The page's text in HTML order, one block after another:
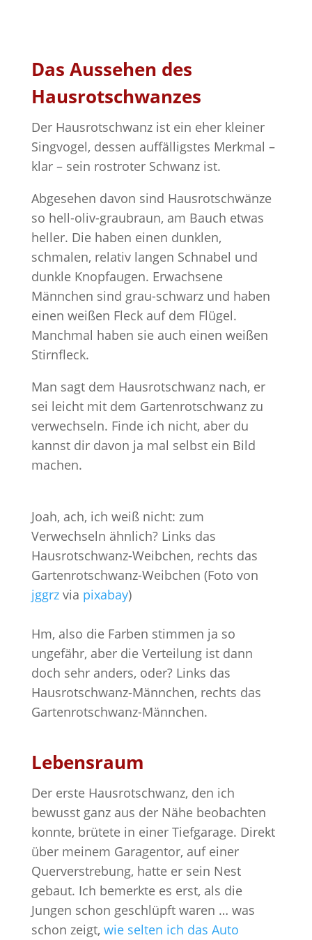
Das Aussehen des
Hausrotschwanzes
Der Hausrotschwanz ist ein eher kleiner
Singvogel, dessen auffälligstes Merkmal –
klar – sein rostroter Schwanz ist.
Abgesehen davon sind Hausrotschwänze
so hell-oliv-graubraun, am Bauch etwas
heller. Die haben einen dunklen,
schmalen, relativ langen Schnabel und
dunkle Knopfaugen. Erwachsene
Männchen sind grau-schwarz und haben
einen weißen Fleck auf dem Flügel.
Manchmal haben sie auch einen weißen
Stirnfleck.
Man sagt dem Hausrotschwanz nach, er
sei leicht mit dem Gartenrotschwanz zu
verwechseln. Finde ich nicht, aber du
kannst dir davon ja mal selbst ein Bild
machen.
Joah, ach, ich weiß nicht: zum
Verwechseln ähnlich? Links das
Hausrotschwanz-Weibchen, rechts das
Gartenrotschwanz-Weibchen (Foto von
jggrz via pixabay)
Hm, also die Farben stimmen ja so
ungefähr, aber die Verteilung ist dann
doch sehr anders, oder? Links das
Hausrotschwanz-Männchen, rechts das
Gartenrotschwanz-Männchen.
Lebensraum
Der erste Hausrotschwanz, den ich
bewusst ganz aus der Nähe beobachten
konnte, brütete in einer Tiefgarage. Direkt
über meinem Garagentor, auf einer
Querverstrebung, hatte er sein Nest
gebaut. Ich bemerkte es erst, als die
Jungen schon geschlüpft waren … was
schon zeigt, wie selten ich das Auto